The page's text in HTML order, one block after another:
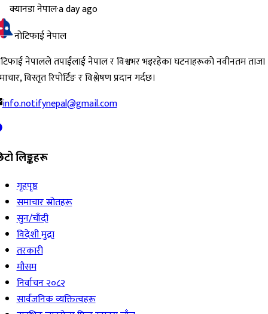
क्यानडा नेपाल·a day ago
नोटिफाई नेपाल
नेपालले तपाईंलाई नेपाल र विश्वभर भइरहेका घटनाहरूको नवीनतम ताजा
विस्तृत रिपोर्टिङ र विश्लेषण प्रदान गर्दछ।
info.notifynepal@gmail.com
लिङ्कहरू
गृहपृष्ठ
समाचार स्रोतहरू
सुन/चाँदी
विदेशी मुद्रा
तरकारी
मौसम
निर्वाचन २०८२
सार्वजनिक व्यक्तित्वहरू